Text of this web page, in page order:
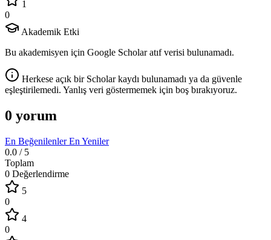
1
0
Akademik Etki
Bu akademisyen için Google Scholar atıf verisi bulunamadı.
Herkese açık bir Scholar kaydı bulunamadı ya da güvenle
eşleştirilemedi. Yanlış veri göstermemek için boş bırakıyoruz.
0 yorum
En BeğenilenlerEn Yeniler
0.0 / 5
Toplam
0 Değerlendirme
5
0
4
0